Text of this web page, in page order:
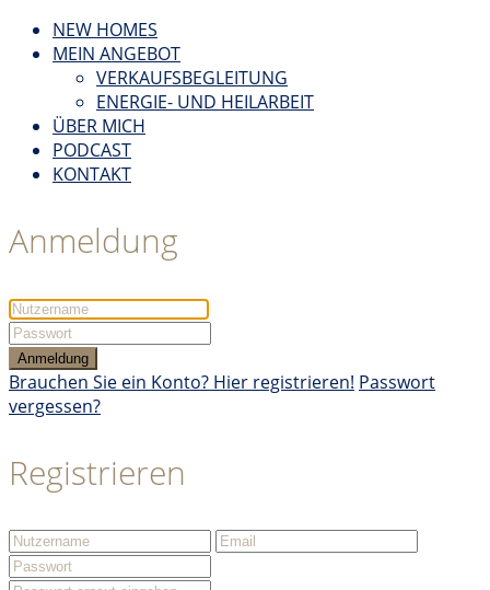
NEW HOMES
MEIN ANGEBOT
VERKAUFSBEGLEITUNG
ENERGIE- UND HEILARBEIT
ÜBER MICH
PODCAST
KONTAKT
Anmeldung
Anmeldung
Brauchen Sie ein Konto? Hier registrieren! Passwort
vergessen?
Registrieren